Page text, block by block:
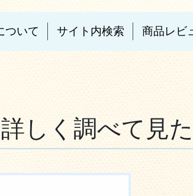
ついて サイト内検索 商品レビ
しく調べて見た